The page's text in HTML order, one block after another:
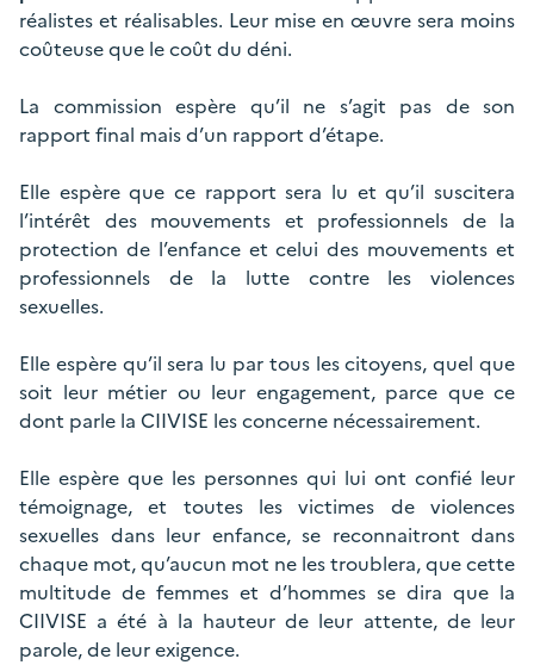
réalistes et réalisables. Leur mise en œuvre sera moins
coûteuse que le coût du déni.
La commission espère qu’il ne s’agit pas de son
rapport final mais d’un rapport d’étape.
Elle espère que ce rapport sera lu et qu’il suscitera
l’intérêt des mouvements et professionnels de la
protection de l’enfance et celui des mouvements et
professionnels de la lutte contre les violences
sexuelles.
Elle espère qu’il sera lu par tous les citoyens, quel que
soit leur métier ou leur engagement, parce que ce
dont parle la CIIVISE les concerne nécessairement.
Elle espère que les personnes qui lui ont confié leur
témoignage, et toutes les victimes de violences
sexuelles dans leur enfance, se reconnaitront dans
chaque mot, qu’aucun mot ne les troublera, que cette
multitude de femmes et d’hommes se dira que la
CIIVISE a été à la hauteur de leur attente, de leur
parole, de leur exigence.